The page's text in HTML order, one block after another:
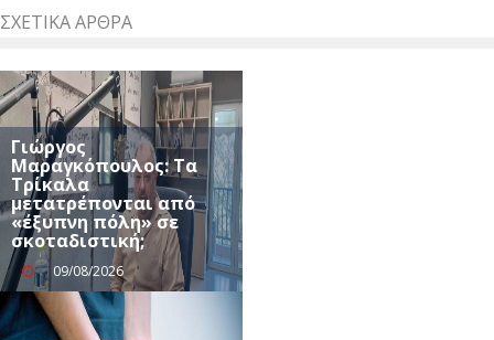
ΣΧΕΤΙΚΆ ΆΡΘΡΑ
Γιώργος
Μαραγκόπουλος: Τα
Τρίκαλα
μετατρέπονται από
«έξυπνη πόλη» σε
σκοταδιστική;
09/08/2026